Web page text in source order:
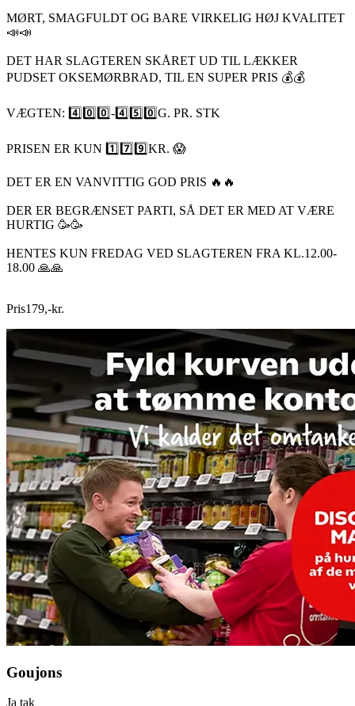
MØRT, SMAGFULDT OG BARE VIRKELIG HØJ KVALITET
📣📣
DET HAR SLAGTEREN SKÅRET UD TIL LÆKKER
PUDSET OKSEMØRBRAD, TIL EN SUPER PRIS 💰💰
VÆGTEN: 4️⃣0️⃣0️⃣-4️⃣5️⃣0️⃣G. PR. STK
PRISEN ER KUN 1️⃣7️⃣9️⃣KR. 😱
DET ER EN VANVITTIG GOD PRIS 🔥🔥
DER ER BEGRÆNSET PARTI, SÅ DET ER MED AT VÆRE
HURTIG 🥳🥳
HENTES KUN FREDAG VED SLAGTEREN FRA KL.12.00-
18.00 🙏🙏
Pris179,-kr.
Goujons
Ja tak